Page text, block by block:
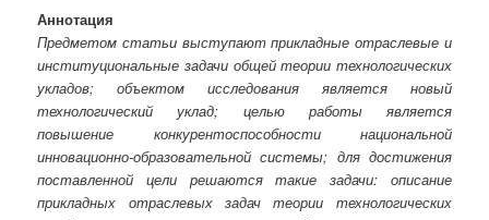
Аннотация
Предметом статьи выступают прикладные отраслевые и
институциональные задачи общей теории технологических
укладов; объектом исследования является новый
технологический уклад; целью работы является
повышение конкурентоспособности национальной
инновационно-образовательной системы; для достижения
поставленной цели решаются такие задачи: описание
прикладных отраслевых задач теории технологических